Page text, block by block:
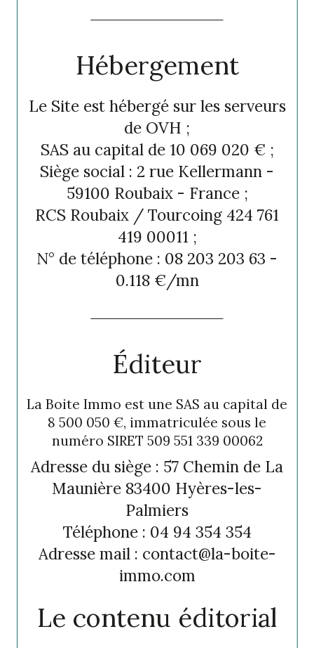
Hébergement
Le Site est hébergé sur les serveurs
de OVH ;
SAS au capital de 10 069 020 € ;
Siège social : 2 rue Kellermann -
59100 Roubaix - France ;
RCS Roubaix / Tourcoing 424 761
419 00011 ;
N° de téléphone : 08 203 203 63 -
0.118 €/mn
Éditeur
La Boite Immo est une SAS au capital de
8 500 050 €, immatriculée sous le
numéro SIRET 509 551 339 00062
Adresse du siège : 57 Chemin de La
Maunière 83400 Hyères-les-
Palmiers
Téléphone : 04 94 354 354
Adresse mail : contact@la-boite-
immo.com
Le contenu éditorial